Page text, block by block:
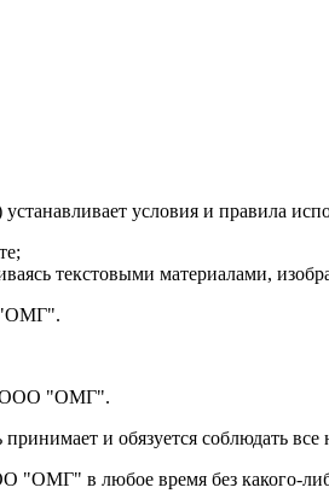
условия и правила
текстовыми материалами,
"ОМГ".
ООО "ОМГ".
принимает и обязуется соблюдать
в любое время без какого-